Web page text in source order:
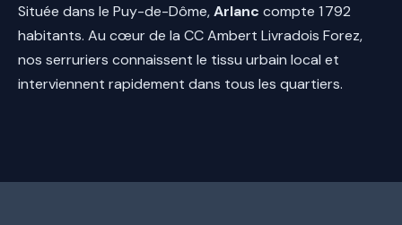
Située dans le Puy-de-Dôme,Arlanc compte 1 792
habitants. Au cœur de la CC Ambert Livradois Forez,
nos serruriers connaissent le tissu urbain local et
interviennent rapidement dans tous les quartiers.